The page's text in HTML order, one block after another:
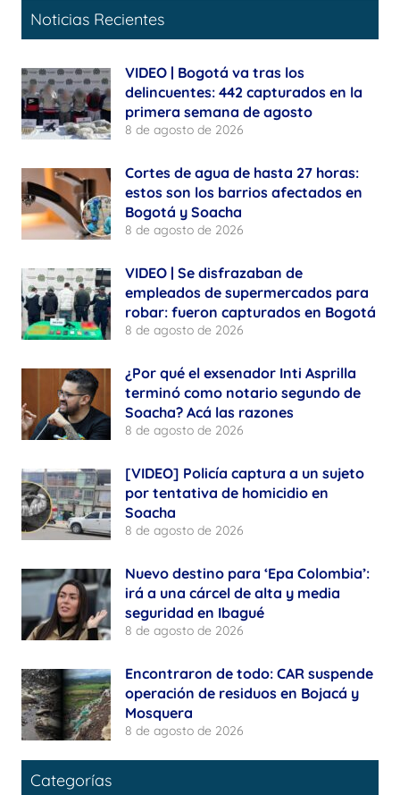
Noticias Recientes
VIDEO | Bogotá va tras los
delincuentes: 442 capturados en la
primera semana de agosto
8 de agosto de 2026
Cortes de agua de hasta 27 horas:
estos son los barrios afectados en
Bogotá y Soacha
8 de agosto de 2026
VIDEO | Se disfrazaban de
empleados de supermercados para
robar: fueron capturados en Bogotá
8 de agosto de 2026
¿Por qué el exsenador Inti Asprilla
terminó como notario segundo de
Soacha? Acá las razones
8 de agosto de 2026
[VIDEO] Policía captura a un sujeto
por tentativa de homicidio en
Soacha
8 de agosto de 2026
Nuevo destino para ‘Epa Colombia’:
irá a una cárcel de alta y media
seguridad en Ibagué
8 de agosto de 2026
Encontraron de todo: CAR suspende
operación de residuos en Bojacá y
Mosquera
8 de agosto de 2026
Categorías